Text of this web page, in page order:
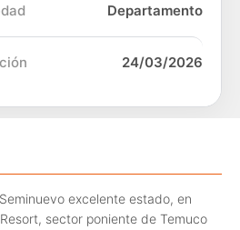
Departamento
24/03/2026
excelente estado, en
sector poniente de Temuco